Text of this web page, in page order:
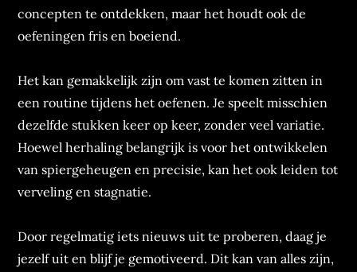
concepten te ontdekken, maar het houdt ook de
oefeningen fris en boeiend.
Het kan gemakkelijk zijn om vast te komen zitten in
een routine tijdens het oefenen. Je speelt misschien
dezelfde stukken keer op keer, zonder veel variatie.
Hoewel herhaling belangrijk is voor het ontwikkelen
van spiergeheugen en precisie, kan het ook leiden tot
verveling en stagnatie.
Door regelmatig iets nieuws uit te proberen, daag je
jezelf uit en blijf je gemotiveerd. Dit kan van alles zijn,